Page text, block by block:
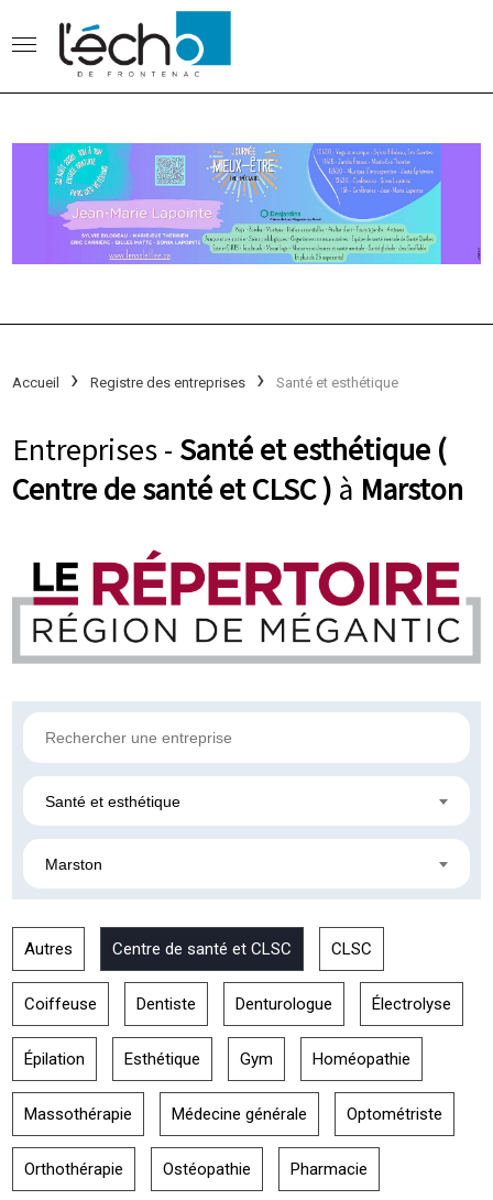
Accueil Registre des entreprises Santé et esthétique
Entreprises - Santé et esthétique (
Centre de santé et CLSC ) à Marston
Santé et esthétique
Marston
Autres Centre de santé et CLSC CLSC
Coiffeuse Dentiste Denturologue Électrolyse
Épilation Esthétique Gym Homéopathie
Massothérapie Médecine générale Optométriste
Orthothérapie Ostéopathie Pharmacie